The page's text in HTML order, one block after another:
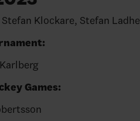
Klockare, Stefan Ladhe
Games: